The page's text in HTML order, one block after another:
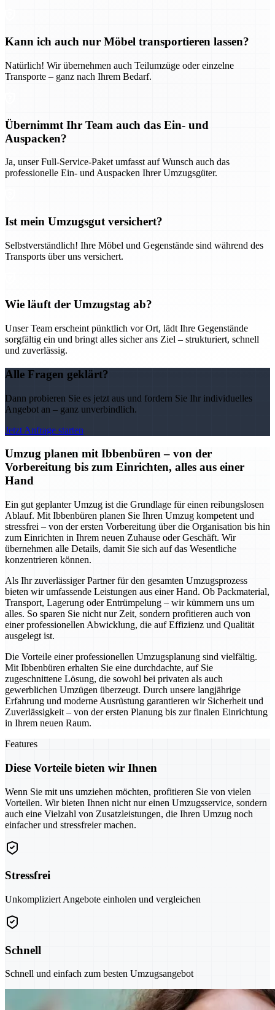
Kann ich auch nur Möbel transportieren lassen?
Natürlich! Wir übernehmen auch Teilumzüge oder einzelne
Transporte – ganz nach Ihrem Bedarf.
Übernimmt Ihr Team auch das Ein- und
Auspacken?
Ja, unser Full-Service-Paket umfasst auf Wunsch auch das
professionelle Ein- und Auspacken Ihrer Umzugsgüter.
Ist mein Umzugsgut versichert?
Selbstverständlich! Ihre Möbel und Gegenstände sind während des
Transports über uns versichert.
Wie läuft der Umzugstag ab?
Unser Team erscheint pünktlich vor Ort, lädt Ihre Gegenstände
sorgfältig ein und bringt alles sicher ans Ziel – strukturiert, schnell
und zuverlässig.
Alle Fragen geklärt?
Dann probieren Sie es jetzt aus und fordern Sie Ihr individuelles
Angebot an – ganz unverbindlich.
Jetzt Anfrage starten
Umzug planen mit Ibbenbüren – von der
Vorbereitung bis zum Einrichten, alles aus einer
Hand
Ein gut geplanter Umzug ist die Grundlage für einen reibungslosen
Ablauf. Mit Ibbenbüren planen Sie Ihren Umzug kompetent und
stressfrei – von der ersten Vorbereitung über die Organisation bis hin
zum Einrichten in Ihrem neuen Zuhause oder Geschäft. Wir
übernehmen alle Details, damit Sie sich auf das Wesentliche
konzentrieren können.
Als Ihr zuverlässiger Partner für den gesamten Umzugsprozess
bieten wir umfassende Leistungen aus einer Hand. Ob Packmaterial,
Transport, Lagerung oder Entrümpelung – wir kümmern uns um
alles. So sparen Sie nicht nur Zeit, sondern profitieren auch von
einer professionellen Abwicklung, die auf Effizienz und Qualität
ausgelegt ist.
Die Vorteile einer professionellen Umzugsplanung sind vielfältig.
Mit Ibbenbüren erhalten Sie eine durchdachte, auf Sie
zugeschnittene Lösung, die sowohl bei privaten als auch
gewerblichen Umzügen überzeugt. Durch unsere langjährige
Erfahrung und moderne Ausrüstung garantieren wir Sicherheit und
Zuverlässigkeit – von der ersten Planung bis zur finalen Einrichtung
in Ihrem neuen Raum.
Features
Diese Vorteile bieten wir Ihnen
Wenn Sie mit uns umziehen möchten, profitieren Sie von vielen
Vorteilen. Wir bieten Ihnen nicht nur einen Umzugsservice, sondern
auch eine Vielzahl von Zusatzleistungen, die Ihren Umzug noch
einfacher und stressfreier machen.
Stressfrei
Unkompliziert Angebote einholen und vergleichen
Schnell
Schnell und einfach zum besten Umzugsangebot